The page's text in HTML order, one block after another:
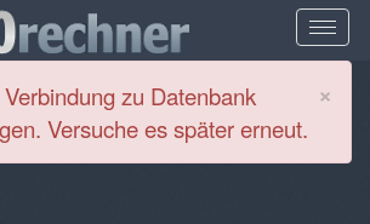
×
Verbindung zu Datenbank
Versuche es später erneut.